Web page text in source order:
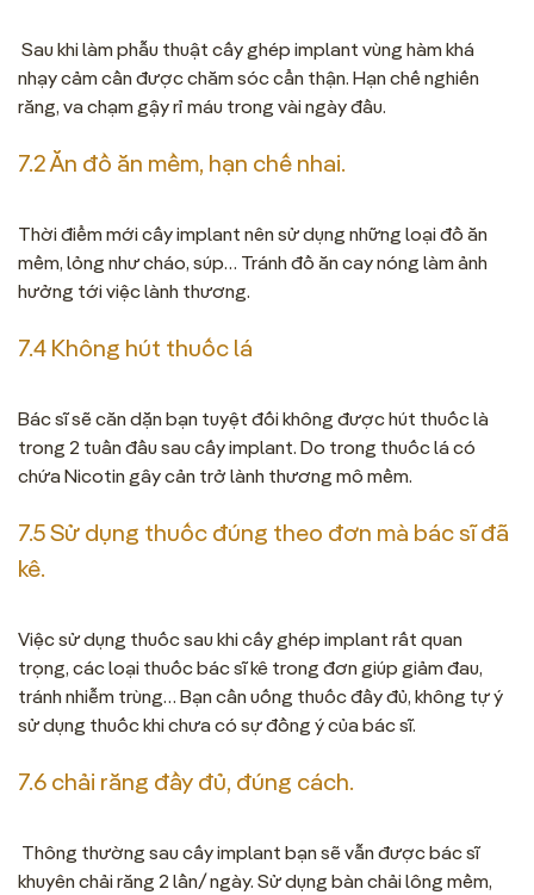
Sau khi làm phẫu thuật cấy ghép implant vùng hàm khá
nhạy cảm cần được chăm sóc cẩn thận. Hạn chế nghiến
răng, va chạm gậy rỉ máu trong vài ngày đầu.
7.2 Ăn đồ ăn mềm, hạn chế nhai.
Thời điểm mới cấy implant nên sử dụng những loại đồ ăn
mềm, lỏng như cháo, súp… Tránh đồ ăn cay nóng làm ảnh
hưởng tới việc lành thương.
7.4 Không hút thuốc lá
Bác sĩ sẽ căn dặn bạn tuyệt đối không được hút thuốc là
trong 2 tuần đầu sau cấy implant. Do trong thuốc lá có
chứa Nicotin gây cản trở lành thương mô mềm.
7.5 Sử dụng thuốc đúng theo đơn mà bác sĩ đã
kê.
Việc sử dụng thuốc sau khi cấy ghép implant rất quan
trọng, các loại thuốc bác sĩ kê trong đơn giúp giảm đau,
tránh nhiễm trùng… Bạn cần uống thuốc đầy đủ, không tự ý
sử dụng thuốc khi chưa có sự đồng ý của bác sĩ.
7.6 chải răng đầy đủ, đúng cách.
Thông thường sau cấy implant bạn sẽ vẫn được bác sĩ
khuyên chải răng 2 lần/ ngày. Sử dụng bàn chải lông mềm,